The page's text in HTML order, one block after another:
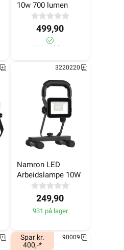
10w 700 lumen
499,90
1 000+ på lager
Namron LED
Arbeidslampe 10W
3220220
249,90
931 på lager
Spar kr.
400,-*
90009